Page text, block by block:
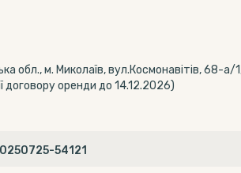
обл., м. Миколаїв, вул.Космонавітів, 68-
договору оренди до 14.12.2026)
54121